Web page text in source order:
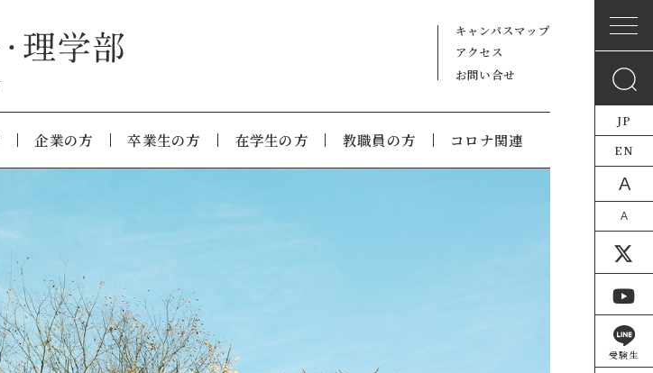
キャンパスマップ
アクセス
お問い合せ
企業の方 卒業生の方 在学生の方 教職員の方 コロナ関連
JP
EN
A
A
受験生